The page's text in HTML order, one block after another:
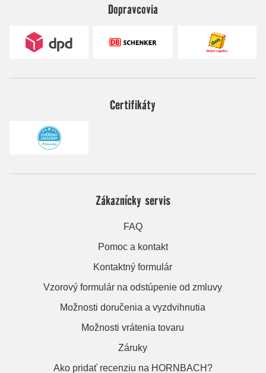
Dopravcovia
Certifikáty
Zákaznícky servis
FAQ
Pomoc a kontakt
Kontaktný formulár
Vzorový formulár na odstúpenie od zmluvy
Možnosti doručenia a vyzdvihnutia
Možnosti vrátenia tovaru
Záruky
Ako pridať recenziu na HORNBACH?